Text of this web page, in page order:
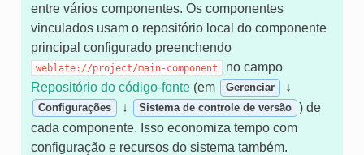
entre vários componentes. Os componentes
vinculados usam o repositório local do componente
principal configurado preenchendo
weblate://project/main-component
no campo
Repositório do código-fonte(em Gerenciar ↓
Configurações ↓ Sistema de controle de versão
) de
cada componente. Isso economiza tempo com
configuração e recursos do sistema também.